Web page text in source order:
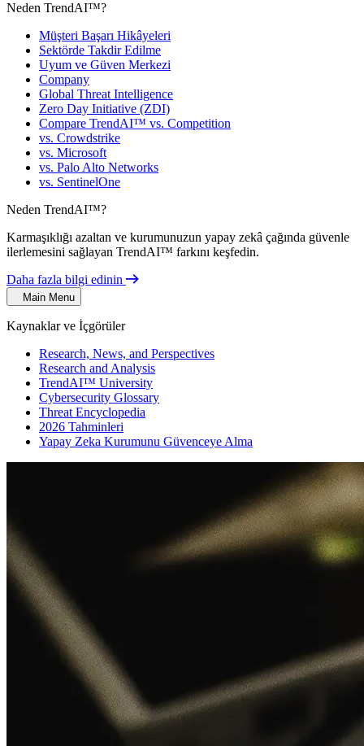
Neden TrendAI™?
Müşteri Başarı Hikâyeleri
Sektörde Takdir Edilme
Uyum ve Güven Merkezi
Company
Global Threat Intelligence
Zero Day Initiative (ZDI)
Compare TrendAI™ vs. Competition
vs. Crowdstrike
vs. Microsoft
vs. Palo Alto Networks
vs. SentinelOne
Neden TrendAI™?
Karmaşıklığı azaltan ve kurumunuzun yapay zekâ çağında güvenle
ilerlemesini sağlayan TrendAI™ farkını keşfedin.
Daha fazla bilgi edinin
Main Menu
Kaynaklar ve İçgörüler
Research, News, and Perspectives
Research and Analysis
TrendAI™ University
Cybersecurity Glossary
Threat Encyclopedia
2026 Tahminleri
Yapay Zeka Kurumunu Güvenceye Alma